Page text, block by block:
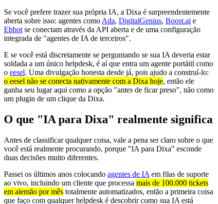
Se você prefere trazer sua própria IA, a Dixa é surpreendentemente
aberta sobre isso: agentes como Ada, DigitalGenius, Boost.ai e
Ebbot se conectam através da API aberta e de uma configuração
integrada de "agentes de IA de terceiros".
E se você está discretamente se perguntando se sua IA deveria estar
soldada a um único helpdesk, é aí que entra um agente portátil como
o eesel. Uma divulgação honesta desde já, pois ajudo a construí-lo:
o eesel não se conecta nativamente com a Dixa hoje, então ele
ganha seu lugar aqui como a opção "antes de ficar preso", não como
um plugin de um clique da Dixa.
O que "IA para Dixa" realmente significa
Antes de classificar qualquer coisa, vale a pena ser claro sobre o que
você está realmente procurando, porque "IA para Dixa" esconde
duas decisões muito diferentes.
Passei os últimos anos colocando agentes de IA em filas de suporte
ao vivo, incluindo um cliente que processa mais de 100.000 tickets
em alemão por mês totalmente automatizados, então a primeira coisa
que faço com qualquer helpdesk é descobrir como sua IA está